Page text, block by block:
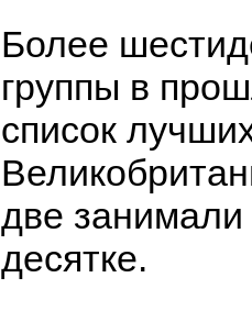
Более
группы в
список
две
десятке.